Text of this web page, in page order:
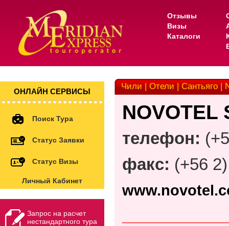
Отзывы
Визы
Каталоги
ОНЛАЙН СЕРВИСЫ
Поиск Тура
Статус Заявки
Статус Визы
Личный Кабинет
Запрос на расчет
нестандартного тура
Чили | Отели | Сантьяго |
NOVOTEL
телефон:
факс: (+56